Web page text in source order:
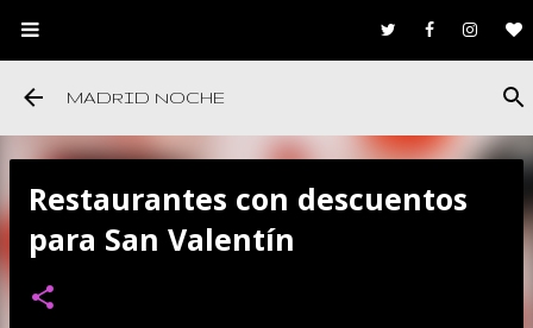
Ir al contenido principal
MADRID NOCHE
Restaurantes con descuentos
para San Valentín